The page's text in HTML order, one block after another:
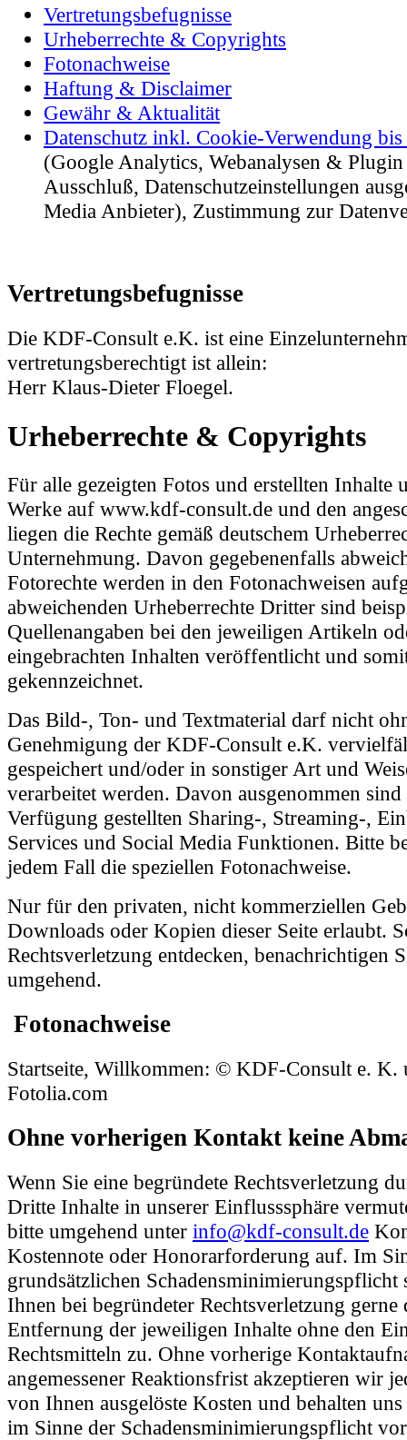
Vertretungsbefugnisse
Urheberrechte & Copyrights
Fotonachweise
Haftung & Disclaimer
Gewähr & Aktualität
Datenschutz inkl. Cookie-Verwendung
(Google Analytics, Webanalysen &
Ausschluß, Datenschutzeinstellungen
Media Anbieter), Zustimmung zur
Vertretungsbefugnisse
Die KDF-Consult e.K. ist eine
vertretungsberechtigt ist allein:
Herr Klaus-Dieter Floegel.
Urheberrechte & Copyrights
Für alle gezeigten Fotos und erstellten Inhalte
Werke auf www.kdf-consult.de und den
liegen die Rechte gemäß deutschem
Unternehmung. Davon gegebenenfalls
Fotorechte werden in den Fotonachweisen
abweichenden Urheberrechte Dritter sind
Quellenangaben bei den jeweiligen Artikeln
eingebrachten Inhalten veröffentlicht und
gekennzeichnet.
Das Bild-, Ton- und Textmaterial darf nicht
Genehmigung der KDF-Consult e.K.
gespeichert und/oder in sonstiger Art und
verarbeitet werden. Davon ausgenommen
Verfügung gestellten Sharing-, Streaming-,
Services und Social Media Funktionen. Bitte
jedem Fall die speziellen Fotonachweise.
Nur für den privaten, nicht kommerziellen
Downloads oder Kopien dieser Seite erlaubt.
Rechtsverletzung entdecken, benachrichtigen
umgehend.
Fotonachweise
Startseite, Willkommen: © KDF-Consult e. K.
Fotolia.com
Ohne vorherigen Kontakt keine
Wenn Sie eine begründete Rechtsverletzung
Dritte Inhalte in unserer Einflusssphäre
bitte umgehend unter info@kdf-consult.de
Kostennote oder Honorarforderung auf. Im
grundsätzlichen Schadensminimierungspflicht
Ihnen bei begründeter Rechtsverletzung gerne
Entfernung der jeweiligen Inhalte ohne den
Rechtsmitteln zu. Ohne vorherige
angemessener Reaktionsfrist akzeptieren wir
von Ihnen ausgelöste Kosten und behalten
im Sinne der Schadensminimierungspflicht